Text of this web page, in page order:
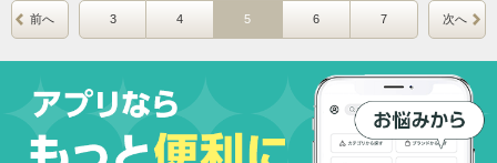
3 4 5 6 7
前へ 次へ